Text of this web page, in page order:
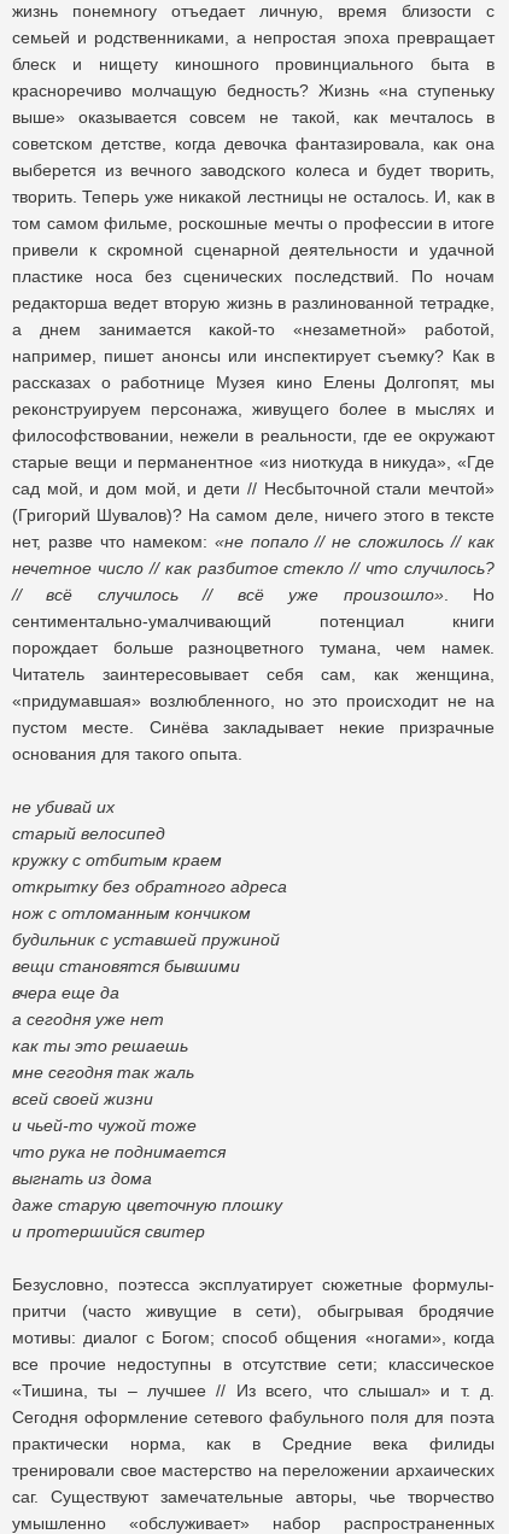
жизнь понемногу отъедает личную, время близости с
семьей и родственниками, а непростая эпоха превращает
блеск и нищету киношного провинциального быта в
красноречиво молчащую бедность? Жизнь «на ступеньку
выше» оказывается совсем не такой, как мечталось в
советском детстве, когда девочка фантазировала, как она
выберется из вечного заводского колеса и будет творить,
творить. Теперь уже никакой лестницы не осталось. И, как в
том самом фильме, роскошные мечты о профессии в итоге
привели к скромной сценарной деятельности и удачной
пластике носа без сценических последствий. По ночам
редакторша ведет вторую жизнь в разлинованной тетрадке,
а днем занимается какой-то «незаметной» работой,
например, пишет анонсы или инспектирует съемку? Как в
рассказах о работнице Музея кино Елены Долгопят, мы
реконструируем персонажа, живущего более в мыслях и
философствовании, нежели в реальности, где ее окружают
старые вещи и перманентное «из ниоткуда в никуда», «Где
сад мой, и дом мой, и дети // Несбыточной стали мечтой»
(Григорий Шувалов)? На самом деле, ничего этого в тексте
нет, разве что намеком: «не попало // не сложилось // как
нечетное число // как разбитое стекло // что случилось?
// всё случилось // всё уже произошло». Но
сентиментально-умалчивающий потенциал книги
порождает больше разноцветного тумана, чем намек.
Читатель заинтересовывает себя сам, как женщина,
«придумавшая» возлюбленного, но это происходит не на
пустом месте. Синёва закладывает некие призрачные
основания для такого опыта.
не убивай их
старый велосипед
кружку с отбитым краем
открытку без обратного адреса
нож с отломанным кончиком
будильник с уставшей пружиной
вещи становятся бывшими
вчера еще да
а сегодня уже нет
как ты это решаешь
мне сегодня так жаль
всей своей жизни
и чьей-то чужой тоже
что рука не поднимается
выгнать из дома
даже старую цветочную плошку
и протершийся свитер
Безусловно, поэтесса эксплуатирует сюжетные формулы-
притчи (часто живущие в сети), обыгрывая бродячие
мотивы: диалог с Богом; способ общения «ногами», когда
все прочие недоступны в отсутствие сети; классическое
«Тишина, ты – лучшее // Из всего, что слышал» и т. д.
Сегодня оформление сетевого фабульного поля для поэта
практически норма, как в Средние века филиды
тренировали свое мастерство на переложении архаических
саг. Существуют замечательные авторы, чье творчество
умышленно «обслуживает» набор распространенных